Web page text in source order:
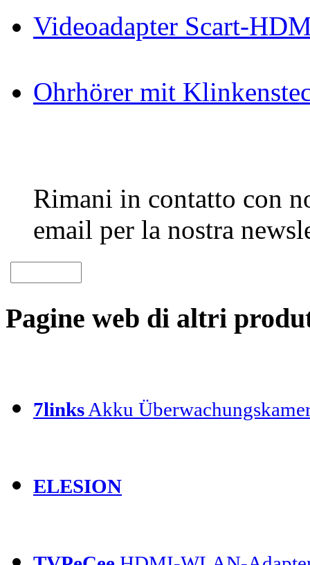
Videoadapter Scart-
Ohrhörer mit
Rimani in contatto con
email per la nostra
Pagine web di altri
7links Akku
ELESION